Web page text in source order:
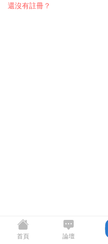
還沒有註冊？
首頁 論壇